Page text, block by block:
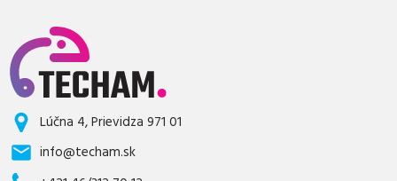
Lúčna 4, Prievidza 971 01
info@techam.sk